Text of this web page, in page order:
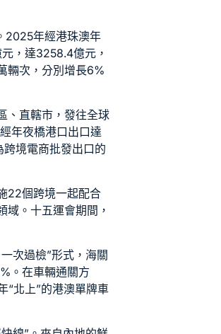
2025年經港珠澳年
，達3258.4億元，
輛次，分別增長6%
、直轄市，發往全球
年夜橋港口出口達
境電商批發出口的
22個跨境一起配合
域。十五運會期間，
次過檢”形式，海關
。在車輛通關方
“北上”的港澳單牌車